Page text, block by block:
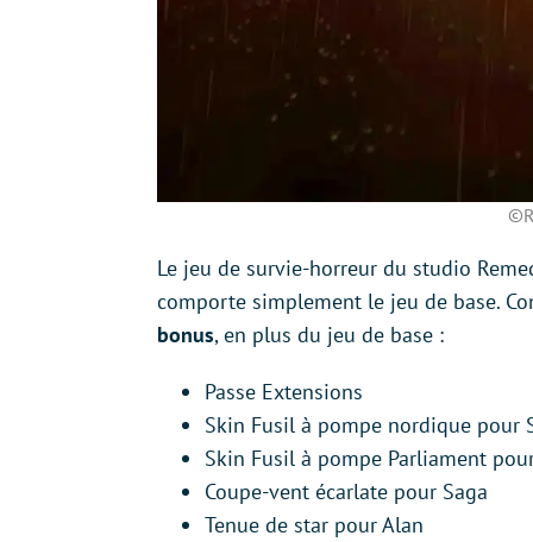
Le jeu de survie-horreur du studio
comporte simplement le jeu de base.
bonus, en plus du jeu de base :
Passe Extensions
Skin Fusil à pompe nordique pour
Skin Fusil à pompe Parliament
Coupe-vent écarlate pour Saga
Tenue de star pour Alan